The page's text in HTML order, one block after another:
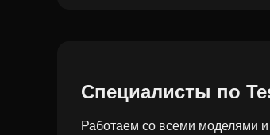
Специалисты по
Работаем со всеми моделями